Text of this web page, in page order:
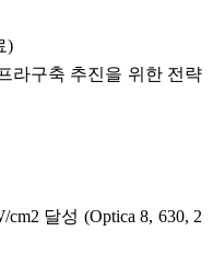
)
라구축 추진을 위한 전략
달성 (Optica 8, 630, 2